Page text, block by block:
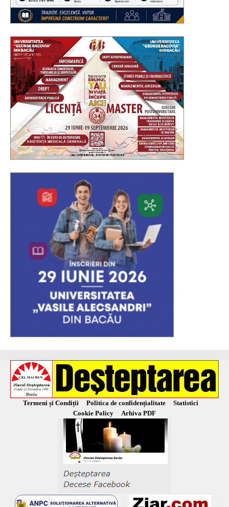
Termeni și Condiții Politica de confidențialitate
Statistici
Cookie Policy
Arhiva PDF